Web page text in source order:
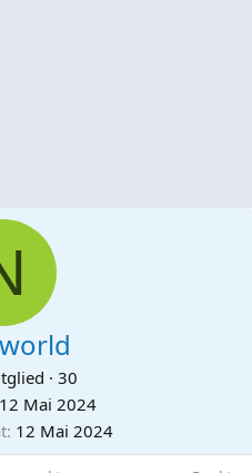
· 30
12 Mai 2024
12 Mai 2024